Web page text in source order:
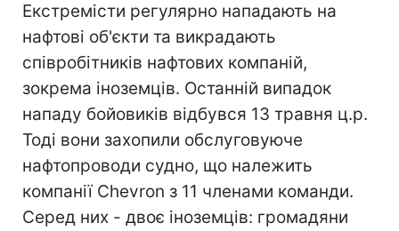
Екстремісти регулярно нападають на
нафтові об'єкти та викрадають
співробітників нафтових компаній,
зокрема іноземців. Останній випадок
нападу бойовиків відбувся 13 травня ц.р.
Тоді вони захопили обслуговуюче
нафтопроводи судно, що належить
компанії Chevron з 11 членами команди.
Серед них - двоє іноземців: громадяни